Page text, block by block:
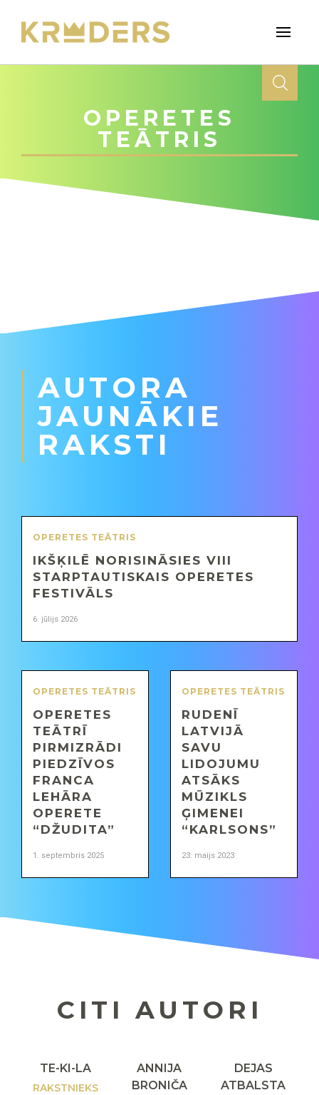
OPERETES
TEĀTRIS
AUTORA
JAUNĀKIE
RAKSTI
OPERETES TEĀTRIS
IKŠĶILĒ NORISINĀSIES VIII
STARPTAUTISKAIS OPERETES
FESTIVĀLS
6. jūlijs 2026
OPERETES TEĀTRIS
OPERETES
TEĀTRĪ
PIRMIZRĀDI
PIEDZĪVOS
FRANCA
LEHĀRA
OPERETE
“DŽUDITA”
1. septembris 2025
OPERETES TEĀTRIS
RUDENĪ
LATVIJĀ
SAVU
LIDOJUMU
ATSĀKS
MŪZIKLS
ĢIMENEI
“KARLSONS”
23. maijs 2023
CITI AUTORI
TE-KI-LA
RAKSTNIEKS
ANNIJA
BRONIČA
DEJAS
ATBALSTA